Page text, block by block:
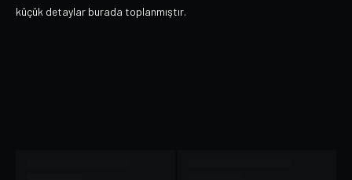
küçük detaylar burada toplanmıştır.